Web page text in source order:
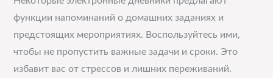
функции напоминаний о домашних заданиях и
предстоящих мероприятиях. Воспользуйтесь ими,
чтобы не пропустить важные задачи и сроки. Это
избавит вас от стрессов и лишних переживаний.